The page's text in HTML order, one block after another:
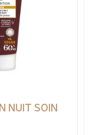
NUIT SOIN